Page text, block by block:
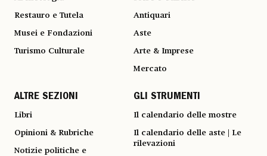
Restauro e Tutela
Musei e Fondazioni
Turismo Culturale
Antiquari
Aste
Arte & Imprese
Mercato
ALTRE SEZIONI
Libri
Opinioni & Rubriche
Notizie politiche e
GLI STRUMENTI
Il calendario delle mostre
Il calendario delle aste | Le
rilevazioni